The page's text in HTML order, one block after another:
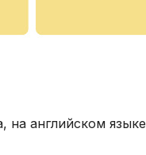
на английском языке